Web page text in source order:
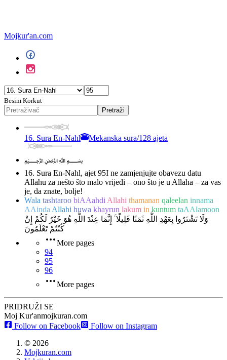
Mojkur'an.com
Besim Korkut
Pretraži
16. Sura En-Nahl Mekanska sura/128 ajeta
﷽
16. Sura En-Nahl, ajet 95I ne zamjenjujte obavezu datu
Allahu za nešto što malo vrijedi – ono što je u Allaha – za vas
je, da znate, bolje!
Wala tashtaroo biAAahdi Allahi thamanan qaleelan innama
AAinda Allahi huwa khayrun lakum in kuntum taAAlamoon
وَلَا تَشْتَرُوا بِعَهْدِ اللَّهِ ثَمَنًا قَلِيلًا ۚ إِنَّمَا عِنْدَ اللَّهِ هُوَ خَيْرٌ لَكُمْ إِنْ
كُنْتُمْ تَعْلَمُونَ
More pages
94
95
96
More pages
PRIDRUŽI SE
Moj Kur'anmojkuran.com
Follow on Facebook
Follow on Instagram
© 2026
Mojkuran.com